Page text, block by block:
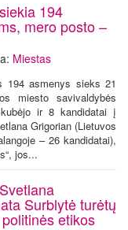
194
mero posto –
Miestas
194 asmenys sieks 21
miesto savivaldybės
ir 8 kandidatai į
Grigorian (Lietuvos
– 26 kandidatai),
jos...
Surblytė turėtų
etikos